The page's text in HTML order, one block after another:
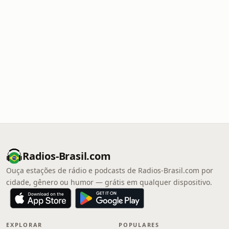
Radios-Brasil.com
Ouça estações de rádio e podcasts de Radios-Brasil.com por
cidade, gênero ou humor — grátis em qualquer dispositivo.
EXPLORAR POPULARES